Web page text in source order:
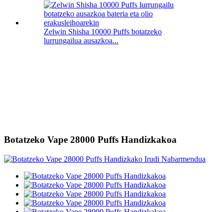
Zelwin Shisha 10000 Puffs botatzeko
lurrungailua ausazkoa...
Botatzeko Vape 28000 Puffs Handizkakoa